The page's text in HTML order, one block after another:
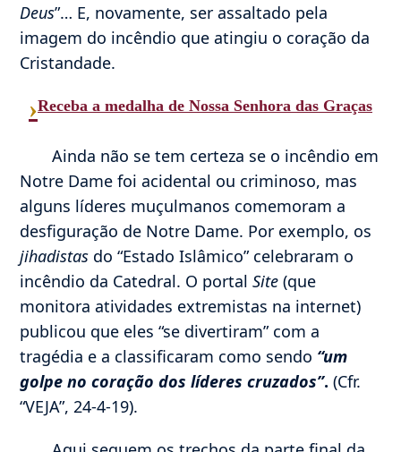
Deus”… E, novamente, ser assaltado pela
imagem do incêndio que atingiu o coração da
Cristandade.
›Receba a medalha de Nossa Senhora das Graças
Ainda não se tem certeza se o incêndio em
Notre Dame foi acidental ou criminoso, mas
alguns líderes muçulmanos comemoram a
desfiguração de Notre Dame. Por exemplo, os
jihadistas do “Estado Islâmico” celebraram o
incêndio da Catedral. O portalSite (que
monitora atividades extremistas na internet)
publicou que eles “se divertiram” com a
tragédia e a classificaram como sendo “um
golpe no coração dos líderes cruzados”. (Cfr.
“VEJA”, 24-4-19).